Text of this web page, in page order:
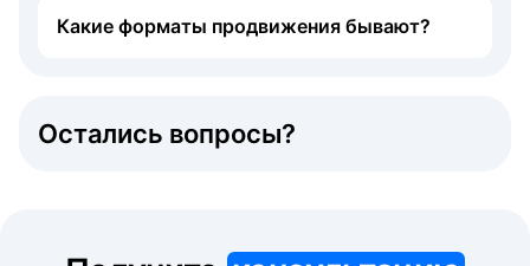
Какие форматы продвижения бывают?
Остались вопросы?